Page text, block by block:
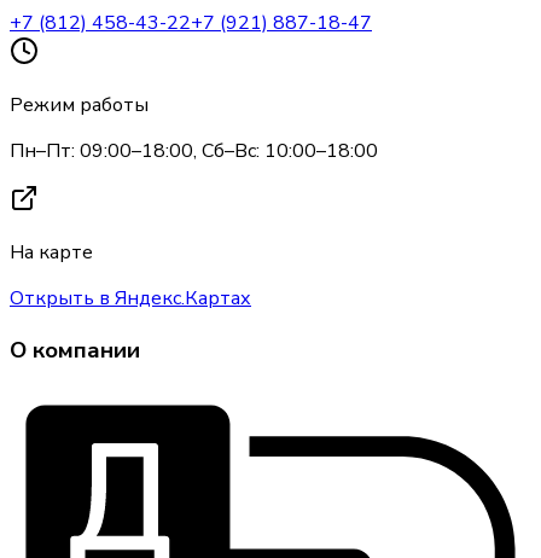
+7 (812) 458-43-22+7 (921) 887-18-47
Режим работы
Пн–Пт: 09:00–18:00, Сб–Вс: 10:00–18:00
На карте
Открыть в Яндекс.Картах
О компании